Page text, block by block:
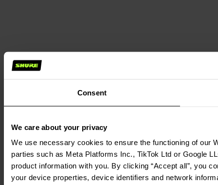
Consent
We care about your privacy
We use necessary cookies to ensure the functioning of our
parties such as Meta Platforms Inc., TikTok Ltd or Google
product information with you. By clicking “Accept all”, you
your device properties, device identifiers and network